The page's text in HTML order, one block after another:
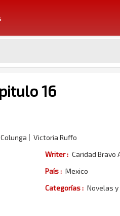
16
Victoria Ruffo
Writer : Caridad Bravo
País : Mexico
Categorías : Novelas